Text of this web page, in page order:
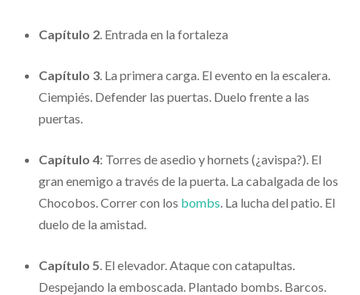
Capítulo 2. Entrada en la fortaleza
Capítulo 3. La primera carga. El evento en la escalera.
Ciempiés. Defender las puertas. Duelo frente a las
puertas.
Capítulo 4: Torres de asedio y hornets (¿avispa?). El
gran enemigo a través de la puerta. La cabalgada de los
Chocobos. Correr con los bombs. La lucha del patio. El
duelo de la amistad.
Capítulo 5. El elevador. Ataque con catapultas.
Despejando la emboscada. Plantado bombs. Barcos.